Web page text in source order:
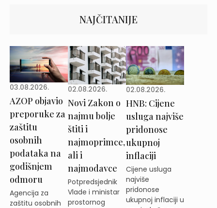
NAJČITANIJE
03.08.2026.
AZOP objavio
preporuke za
zaštitu
osobnih
podataka na
godišnjem
odmoru
Agencija za
zaštitu osobnih
02.08.2026.
Novi Zakon o
najmu bolje
štiti i
najmoprimce,
ali i
najmodavce
Potpredsjednik
Vlade i ministar
prostornog
02.08.2026.
HNB: Cijene
usluga najviše
pridonose
ukupnoj
inflaciji
Cijene usluga
najviše
pridonose
ukupnoj inflaciji u